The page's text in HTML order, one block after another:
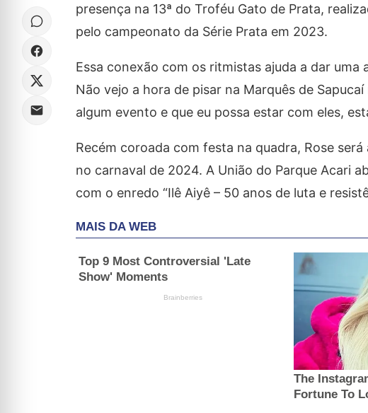
presença na 13ª do Troféu Gato de Prata,
pelo campeonato da Série Prata em 2023.
Essa conexão com os ritmistas ajuda a dar uma
Não vejo a hora de pisar na Marquês de
algum evento e que eu possa estar com eles,
Recém coroada com festa na quadra, Rose
no carnaval de 2024. A União do Parque Acari
com o enredo “Ilê Aiyê – 50 anos de luta e